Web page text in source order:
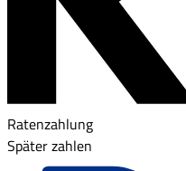
Ratenzahlung
Später zahlen